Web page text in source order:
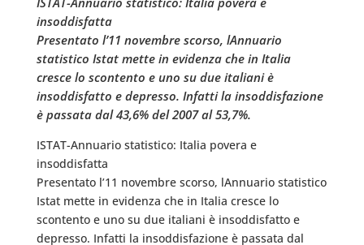
insoddisfatta
Presentato l’11 novembre scorso, lAnnuario
statistico Istat mette in evidenza che in Italia
cresce lo scontento e uno su due italiani è
insoddisfatto e depresso. Infatti la insoddisfazione
è passata dal 43,6% del 2007 al 53,7%.
ISTAT-Annuario statistico: Italia povera e
insoddisfatta
Presentato l’11 novembre scorso, lAnnuario statistico
Istat mette in evidenza che in Italia cresce lo
scontento e uno su due italiani è insoddisfatto e
depresso. Infatti la insoddisfazione è passata dal